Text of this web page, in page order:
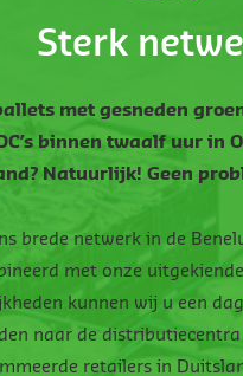
Sterk
met gesneden
binnen twaalf uur in
Natuurlijk! Geen
brede netwerk in de
met onze
kunnen wij u een
naar de distributiecentra
retailers in